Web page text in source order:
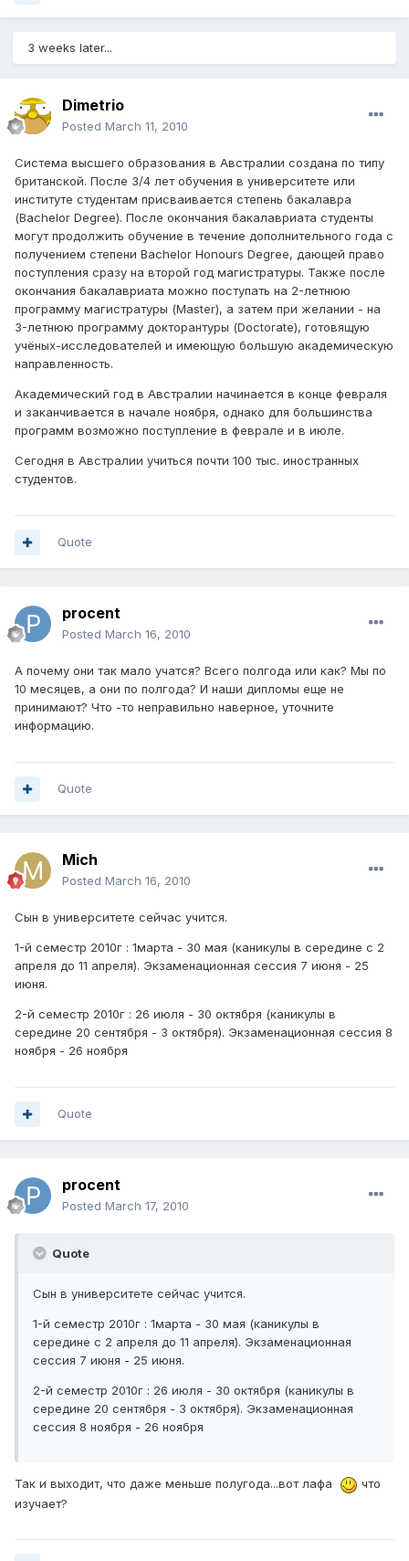
3 weeks later...
Dimetrio
Posted March 11, 2010
Система высшего образования в Австралии создана по типу
британской. После 3/4 лет обучения в университете или
институте студентам присваивается степень бакалавра
(Bachelor Degree). После окончания бакалавриата студенты
могут продолжить обучение в течение дополнительного года с
получением степени Bachelor Honours Degree, дающей право
поступления сразу на второй год магистратуры. Также после
окончания бакалавриата можно поступать на 2-летнюю
программу магистратуры (Master), а затем при желании - на
3-летнюю программу докторантуры (Doctorate), готовящую
учёных-исследователей и имеющую большую академическую
направленность.
Академический год в Австралии начинается в конце февраля
и заканчивается в начале ноября, однако для большинства
программ возможно поступление в феврале и в июле.
Сегодня в Австралии учиться почти 100 тыс. иностранных
студентов.
Quote
procent
Posted March 16, 2010
А почему они так мало учатся? Всего полгода или как? Мы по
10 месяцев, а они по полгода? И наши дипломы еще не
принимают? Что -то неправильно наверное, уточните
информацию.
Quote
Mich
Posted March 16, 2010
Сын в университете сейчас учится.
1-й семестр 2010г : 1марта - 30 мая (каникулы в середине с 2
апреля до 11 апреля). Экзаменационная сессия 7 июня - 25
июня.
2-й семестр 2010г : 26 июля - 30 октября (каникулы в
середине 20 сентября - 3 октября). Экзаменационная сессия 8
ноября - 26 ноября
Quote
procent
Posted March 17, 2010
Quote
Сын в университете сейчас учится.
1-й семестр 2010г : 1марта - 30 мая (каникулы в
середине с 2 апреля до 11 апреля). Экзаменационная
сессия 7 июня - 25 июня.
2-й семестр 2010г : 26 июля - 30 октября (каникулы в
середине 20 сентября - 3 октября). Экзаменационная
сессия 8 ноября - 26 ноября
Так и выходит, что даже меньше полугода...вот лафа
что
изучает?